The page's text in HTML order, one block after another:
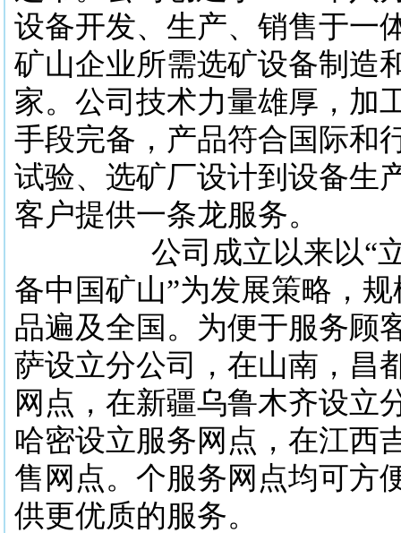
设备开发、生产、销售于一
矿山企业所需选矿设备制造
家。公司技术力量雄厚，加
手段完备，产品符合国际和
试验、选矿厂设计到设备生
客户提供一条龙服务。
公司成立以来以“立
备中国矿山”为发展策略，
品遍及全国。为便于服务顾
萨设立分公司，在山南，昌
网点，在新疆乌鲁木齐设立
哈密设立服务网点，在江西
售网点。个服务网点均可方
供更优质的服务。